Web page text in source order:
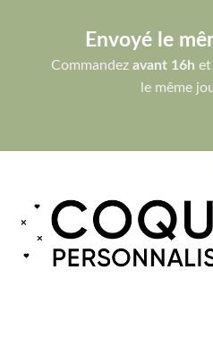
Envoyé le
Commandez avant 16h et
le même